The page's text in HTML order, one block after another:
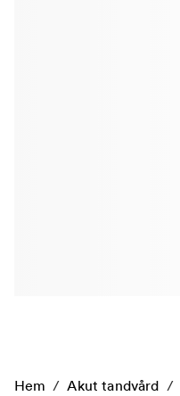
Hem / Akut tandvård /